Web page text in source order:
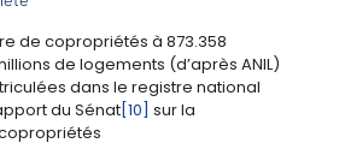
de copropriétés à 873.358
de logements (d’après ANIL)
dans le registre national
du Sénat[10] sur la